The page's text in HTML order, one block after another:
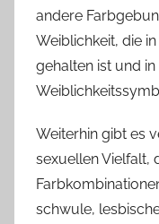
andere
Weiblichkeit, die
gehalten ist und
Weiterhin gibt es
sexuellen Vielfalt,
schwule,